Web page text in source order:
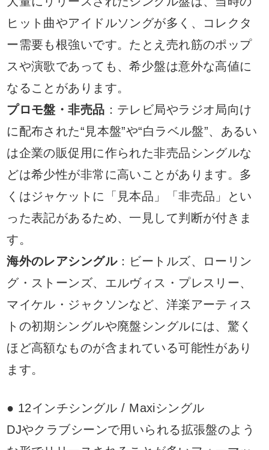
ヒット曲やアイドルソングが多く、コレクタ
ー需要も根強いです。たとえ売れ筋のポップ
スや演歌であっても、希少盤は意外な高値に
なることがあります。
プロモ盤・非売品 ：テレビ局やラジオ局向け
に配布された“見本盤”や“白ラベル盤”、あるい
は企業の販促用に作られた非売品シングルな
どは希少性が非常に高いことがあります。多
くはジャケットに「見本品」「非売品」とい
った表記があるため、一見して判断が付きま
す。
海外のレアシングル：ビートルズ、ローリン
グ・ストーンズ、エルヴィス・プレスリー、
マイケル・ジャクソンなど、洋楽アーティス
トの初期シングルや廃盤シングルには、驚く
ほど高額なものが含まれている可能性があり
ます。
● 12インチシングル / Maxiシングル
DJやクラブシーンで用いられる拡張盤のよう